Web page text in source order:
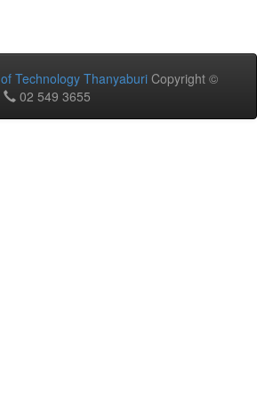
Technology Thanyaburi Copyright ©
02 549 3655